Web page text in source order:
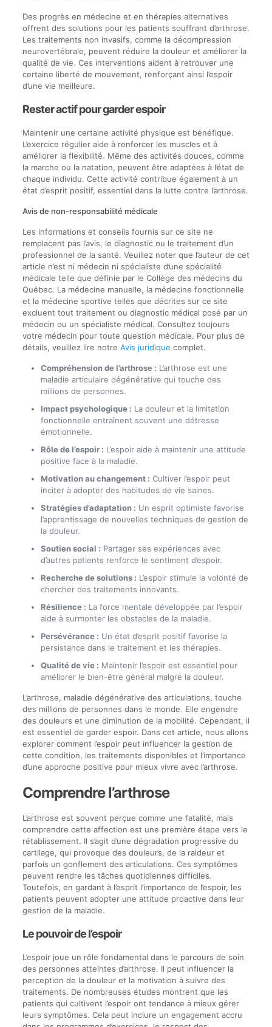
Des progrès en médecine et en thérapies alternatives
offrent des solutions pour les patients souffrant d’arthrose.
Les traitements non invasifs, comme la décompression
neurovertébrale, peuvent réduire la douleur et améliorer la
qualité de vie. Ces interventions aident à retrouver une
certaine liberté de mouvement, renforçant ainsi l’espoir
d’une vie meilleure.
Rester actif pour garder espoir
Maintenir une certaine activité physique est bénéfique.
L’exercice régulier aide à renforcer les muscles et à
améliorer la flexibilité. Même des activités douces, comme
la marche ou la natation, peuvent être adaptées à l’état de
chaque individu. Cette activité contribue également à un
état d’esprit positif, essentiel dans la lutte contre l’arthrose.
Avis de non-responsabilité médicale
Les informations et conseils fournis sur ce site ne
remplacent pas l’avis, le diagnostic ou le traitement d’un
professionnel de la santé. Veuillez noter que l’auteur de cet
article n’est ni médecin ni spécialiste d’une spécialité
médicale telle que définie par le Collège des médecins du
Québec. La médecine manuelle, la médecine fonctionnelle
et la médecine sportive telles que décrites sur ce site
excluent tout traitement ou diagnostic médical posé par un
médecin ou un spécialiste médical. Consultez toujours
votre médecin pour toute question médicale. Pour plus de
détails, veuillez lire notre Avis juridique complet.
Compréhension de l’arthrose : L’arthrose est une
maladie articulaire dégénérative qui touche des
millions de personnes.
Impact psychologique : La douleur et la limitation
fonctionnelle entraînent souvent une détresse
émotionnelle.
Rôle de l’espoir : L’espoir aide à maintenir une attitude
positive face à la maladie.
Motivation au changement : Cultiver l’espoir peut
inciter à adopter des habitudes de vie saines.
Stratégies d’adaptation : Un esprit optimiste favorise
l’apprentissage de nouvelles techniques de gestion de
la douleur.
Soutien social : Partager ses expériences avec
d’autres patients renforce le sentiment d’espoir.
Recherche de solutions : L’espoir stimule la volonté de
chercher des traitements innovants.
Résilience : La force mentale développée par l’espoir
aide à surmonter les obstacles de la maladie.
Persévérance : Un état d’esprit positif favorise la
persistance dans le traitement et les thérapies.
Qualité de vie : Maintenir l’espoir est essentiel pour
améliorer le bien-être général malgré la douleur.
L’arthrose, maladie dégénérative des articulations, touche
des millions de personnes dans le monde. Elle engendre
des douleurs et une diminution de la mobilité. Cependant, il
est essentiel de garder espoir. Dans cet article, nous allons
explorer comment l’espoir peut influencer la gestion de
cette condition, les traitements disponibles et l’importance
d’une approche positive pour mieux vivre avec l’arthrose.
Comprendre l’arthrose
L’arthrose est souvent perçue comme une fatalité, mais
comprendre cette affection est une première étape vers le
rétablissement. Il s’agit d’une dégradation progressive du
cartilage, qui provoque des douleurs, de la raideur et
parfois un gonflement des articulations. Ces symptômes
peuvent rendre les tâches quotidiennes difficiles.
Toutefois, en gardant à l’esprit l’importance de l’espoir, les
patients peuvent adopter une attitude proactive dans leur
gestion de la maladie.
Le pouvoir de l’espoir
L’espoir joue un rôle fondamental dans le parcours de soin
des personnes atteintes d’arthrose. Il peut influencer la
perception de la douleur et la motivation à suivre des
traitements. De nombreuses études montrent que les
patients qui cultivent l’espoir ont tendance à mieux gérer
leurs symptômes. Cela peut inclure un engagement accru